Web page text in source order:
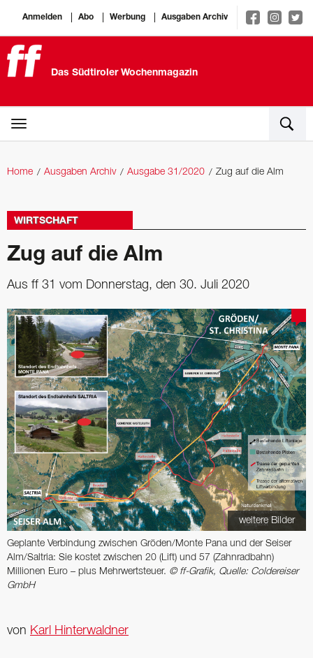
Anmelden Abo Werbung Ausgaben Archiv
Das Südtiroler Wochenmagazin
Home Ausgaben Archiv Ausgabe 31/2020 Zug auf die Alm
WIRTSCHAFT
Zug auf die Alm
Aus ff 31 vom Donnerstag, den 30. Juli 2020
weitere Bilder
Geplante Verbindung zwischen Gröden/Monte Pana und der Seiser
Alm/Saltria: Sie kostet zwischen 20 (Lift) und 57 (Zahnradbahn)
Millionen Euro – plus Mehrwertsteuer. © ff-Grafik, Quelle: Coldereiser
GmbH
von Karl Hinterwaldner